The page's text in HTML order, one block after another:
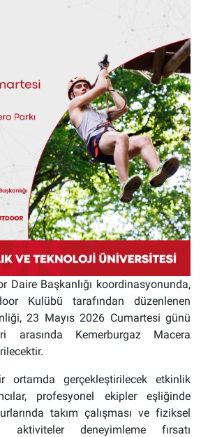
Daire Başkanlığı koordinasyonunda,
Kulübü tarafından düzenlenen
23 Mayıs 2026 Cumartesi günü
arasında Kemerburgaz Macera
gerçekleştirilecek etkinlik
profesyonel ekipler eşliğinde
takım çalışması ve fiziksel
aktiviteler deneyimleme fırsatı